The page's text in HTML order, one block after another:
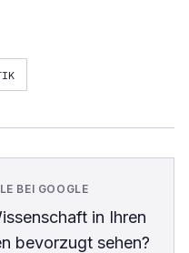
BEI GOOGLE
in Ihren
bevorzugt sehen?